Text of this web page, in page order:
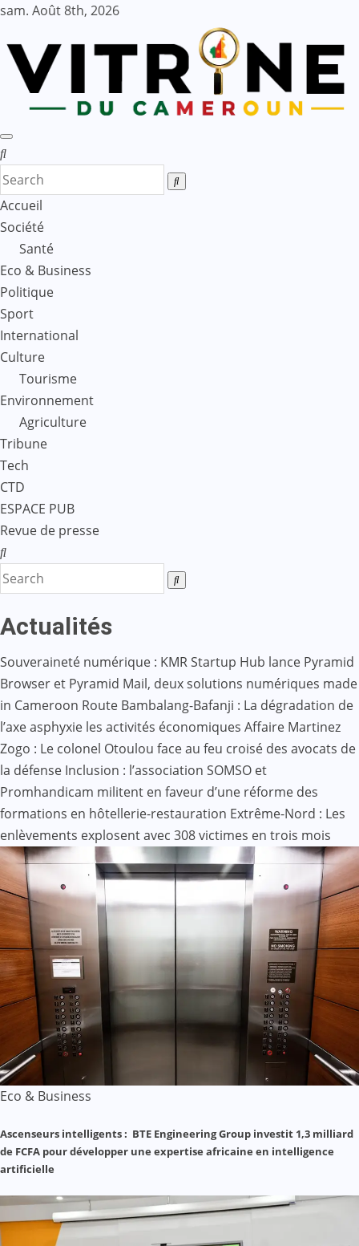
Skip
content
sam. Août 8th, 2026
Accueil
Société
Santé
Eco & Business
Politique
Sport
International
Culture
Tourisme
Environnement
Agriculture
Tribune
Tech
CTD
ESPACE PUB
Revue de presse
Actualités
Souveraineté numérique : KMR Startup Hub lance Pyramid
Browser et Pyramid Mail, deux solutions numériques made
in Cameroon Route Bambalang-Bafanji : La dégradation de
l’axe asphyxie les activités économiques Affaire Martinez
Zogo : Le colonel Otoulou face au feu croisé des avocats de
la défense Inclusion : l’association SOMSO et
Promhandicam militent en faveur d’une réforme des
formations en hôtellerie-restauration Extrême-Nord : Les
enlèvements explosent avec 308 victimes en trois mois
Eco & Business
Ascenseurs intelligents : BTE Engineering Group investit 1,3 milliard
de FCFA pour développer une expertise africaine en intelligence
artificielle